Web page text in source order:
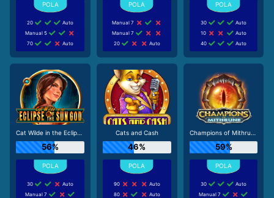
20
Auto
Manual 5
70
Auto
Manual 7
Manual 7
20
Auto
30
Auto
10
Auto
40
Auto
Cat Wilde in the Eclipse of the Sun God
56%
30
Auto
Manual 7
Cats and Cash
46%
90
Auto
80
Auto
Champions of Mithrune
59%
30
Auto
Manual 7